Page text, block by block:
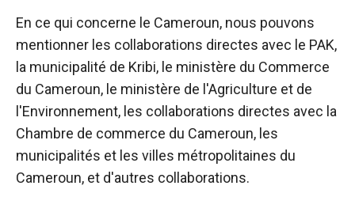
En ce qui concerne le Cameroun, nous pouvons
mentionner les collaborations directes avec le PAK,
la municipalité de Kribi, le ministère du Commerce
du Cameroun, le ministère de l'Agriculture et de
l'Environnement, les collaborations directes avec la
Chambre de commerce du Cameroun, les
municipalités et les villes métropolitaines du
Cameroun, et d'autres collaborations.